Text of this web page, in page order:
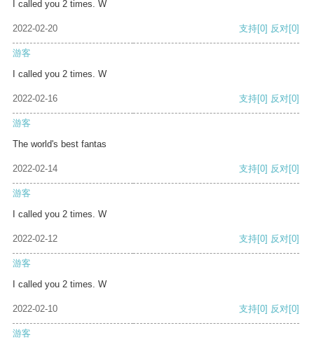
I called you 2 times. W
2022-02-20 支持[0] 反对[0]
游客
I called you 2 times. W
2022-02-16 支持[0] 反对[0]
游客
The world's best fantas
2022-02-14 支持[0] 反对[0]
游客
I called you 2 times. W
2022-02-12 支持[0] 反对[0]
游客
I called you 2 times. W
2022-02-10 支持[0] 反对[0]
游客